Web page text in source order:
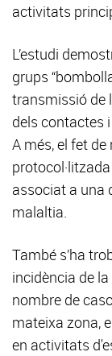
activitats
L’estudi
grups
transmissió de
dels contactes
A més, el fet
associat a una
malaltia.
També s’ha
incidència de
nombre de
mateixa zona,
en activitats